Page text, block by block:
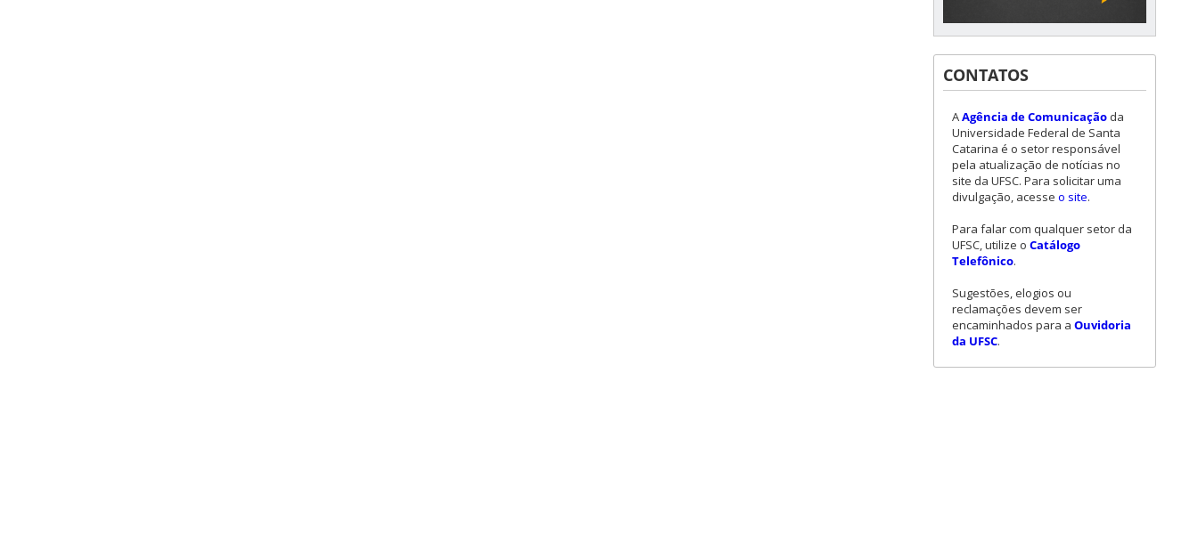
CONTATOS
AAgência de Comunicação da
Universidade Federal de Santa
Catarina é o setor responsável
pela atualização de notícias no
site da UFSC. Para solicitar uma
divulgação, acesse o site.
Para falar com qualquer setor da
UFSC, utilize o Catálogo
Telefônico.
Sugestões, elogios ou
reclamações devem ser
encaminhados para a Ouvidoria
da UFSC.